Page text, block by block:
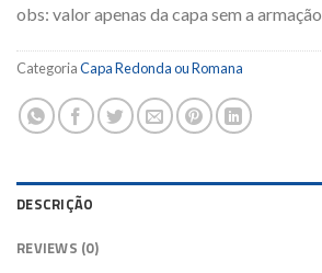
obs: valor apenas da capa sem a armação
CategoriaCapa Redonda ou Romana
DESCRIÇÃO
REVIEWS (0)